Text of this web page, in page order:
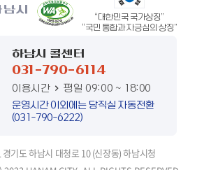
센터
하남시정신건강복지센터
하남시환경교육센터
담센터 경기도의회 하남상담소
장애인생산품판매시설
기도 하남시 대청로 10 (신장동) 하남시청
하남시 콜센터
031-790-6114
이용시간
평일 09:00 ~ 18:00
운영시간 이외에는 당직실 자동전환
(031-790-6222)
“대한민국 국가상징”
“국민 통합과 자긍심의 상징”